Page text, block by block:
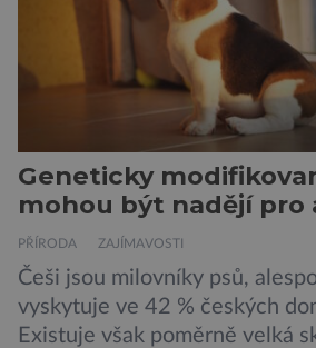
Geneticky
mohou být nadějí pro
PŘÍRODA ZAJÍMAVOSTI
Češi jsou milovníky psů,
vyskytuje ve 42 % českých
Existuje však poměrně velká